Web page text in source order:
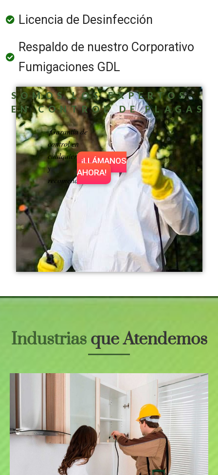
¡LLÁMANOS
AHORA!
SOMOS LOS EXPERTOS
EN CONTROL DE PLAGAS
¡Garantía de
control en
cualquier servicio
y
recomendaciones!
Licencia de Desinfección
Respaldo de nuestro Corporativo
Fumigaciones GDL
Industriasque Atendemos